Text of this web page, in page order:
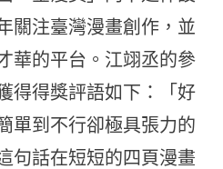
關注臺灣漫畫創作，並
華的平台。江翊丞的參
得得獎評語如下：「好
單到不行卻極具張力的
句話在短短的四頁漫畫